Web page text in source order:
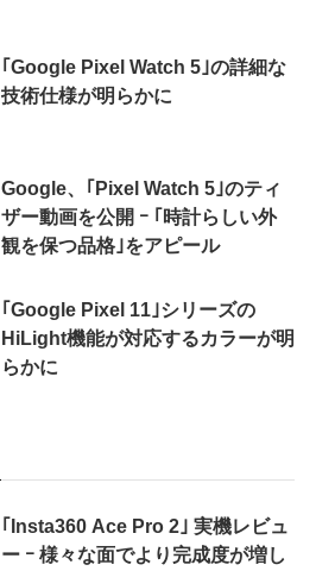
｢Google Pixel Watch 5｣の詳細な
技術仕様が明らかに
Google、｢Pixel Watch 5｣のティ
ザー動画を公開 ｰ ｢時計らしい外
観を保つ品格｣をアピール
｢Google Pixel 11｣シリーズの
HiLight機能が対応するカラーが明
らかに
｢Insta360 Ace Pro 2｣ 実機レビュ
ー ｰ 様々な面でより完成度が増し